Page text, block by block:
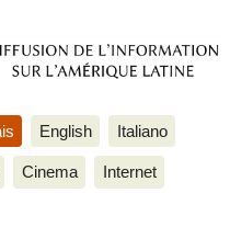
English Italiano
Cinema Internet